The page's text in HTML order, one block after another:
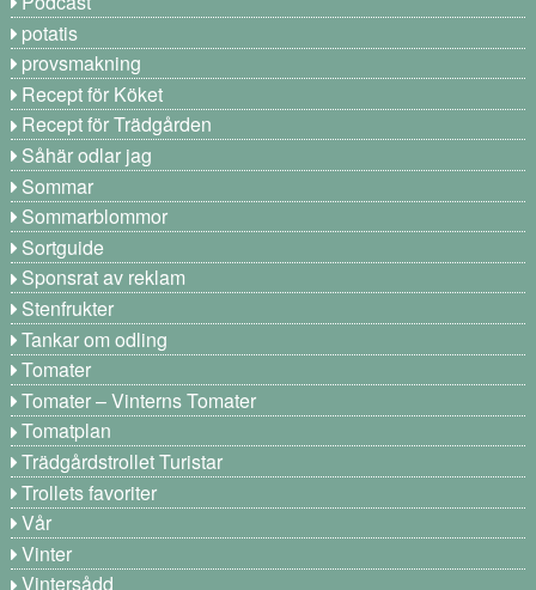
potatis
provsmakning
Recept för Köket
Recept för Trädgården
Såhär odlar jag
Sommar
Sommarblommor
Sortguide
Sponsrat av reklam
Stenfrukter
Tankar om odling
Tomater
Tomater – Vinterns Tomater
Tomatplan
Trädgårdstrollet Turistar
Trollets favoriter
Vår
Vinter
Vintersådd